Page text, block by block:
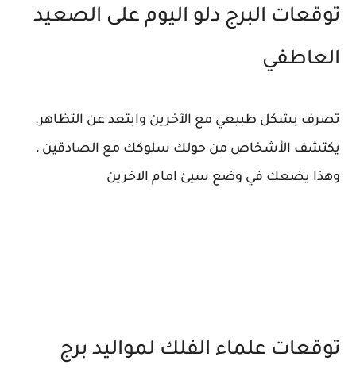
توقعات البرج دلو اليوم على الصعيد
العاطفي
تصرف بشكل طبيعي مع الآخرين وابتعد عن التظاهر.
يكتشف الأشخاص من حولك سلوكك مع الصادقين ،
وهذا يضعك في وضع سيئ امام الاخرين
توقعات علماء الفلك لمواليد برج